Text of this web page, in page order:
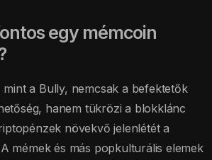
egy mémcoin
a Bully, nemcsak a befektetők
hanem tükrözi a blokklánc
növekvő jelenlétét a
mémek és más popkulturális elemek